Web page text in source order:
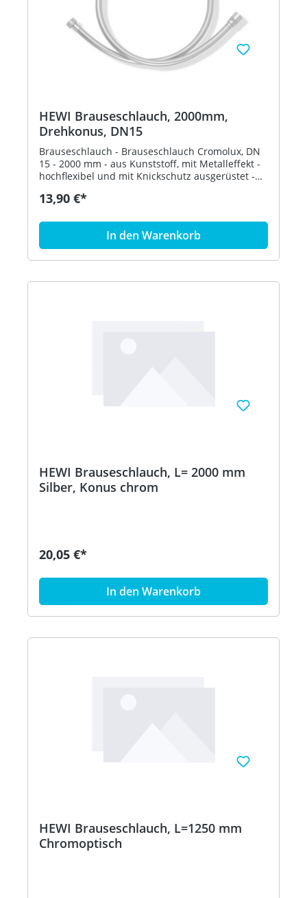
HEWI Brauseschlauch, 2000mm,
Drehkonus, DN15
Brauseschlauch - Brauseschlauch Cromolux, DN
15 - 2000 mm - aus Kunststoff, mit Metalleffekt -
hochflexibel und mit Knickschutz ausgerüstet -
schützt brausenseitig vor Verdrehen - geprüft
13,90 €*
In den Warenkorb
HEWI Brauseschlauch, L= 2000 mm
Silber, Konus chrom
20,05 €*
In den Warenkorb
HEWI Brauseschlauch, L=1250 mm
Chromoptisch